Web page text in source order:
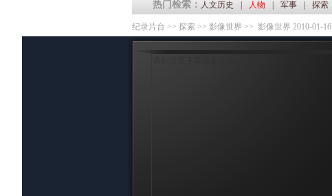
热门检索： 人文历史 人物 军事 探索
纪录片台 >> 探索 >> 影像世界 >> 影像世界 2010-01-16